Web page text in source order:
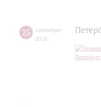
25 сентября
2019